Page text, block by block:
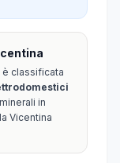
è classificata
in
Vicentina